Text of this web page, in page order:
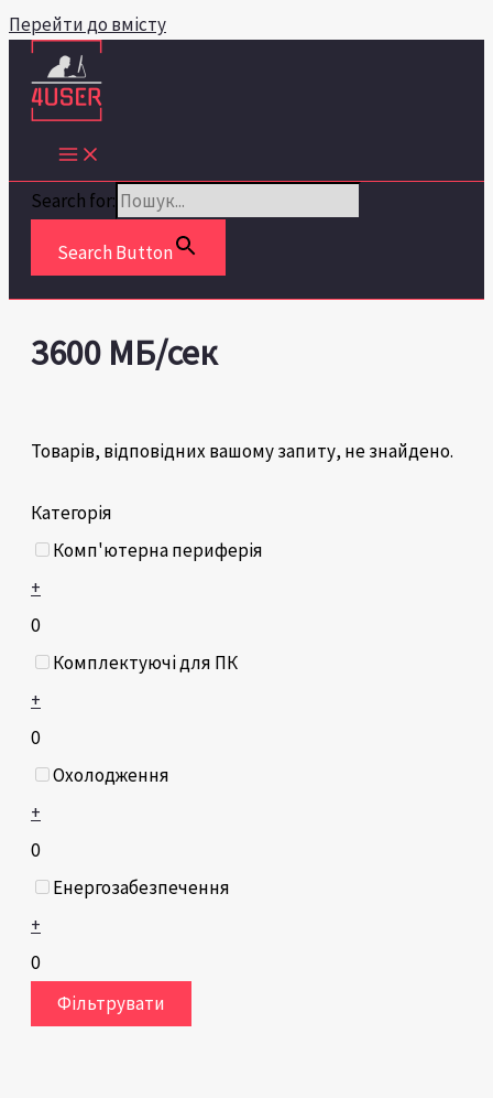
Перейти до вмісту
Search for:
Search Button
Категорія
Комп'ютерна периферія
+
0
Комплектуючі для ПК
+
0
Охолодження
+
0
Енергозабезпечення
+
0
Фільтрувати
3600 МБ/сек
Товарів, відповідних вашому запиту, не знайдено.